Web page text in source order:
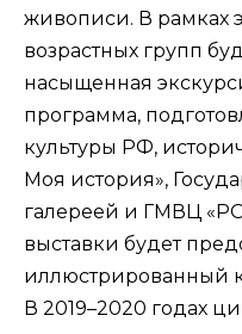
живописи. В рамках
возрастных групп
насыщенная
программа,
культуры РФ,
Моя история»,
галереей и ГМВЦ
выставки будет
иллюстрированный
В 2019–2020 годах